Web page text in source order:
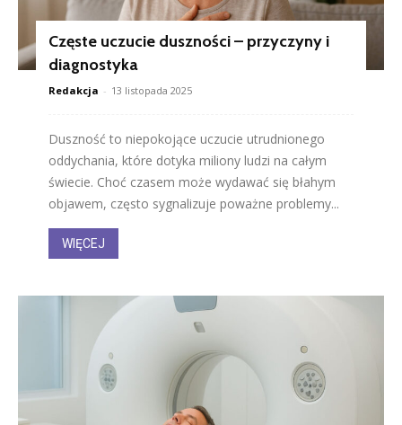
Częste uczucie duszności – przyczyny i
diagnostyka
Redakcja - 13 listopada 2025
Duszność to niepokojące uczucie utrudnionego
oddychania, które dotyka miliony ludzi na całym
świecie. Choć czasem może wydawać się błahym
objawem, często sygnalizuje poważne problemy...
WIĘCEJ